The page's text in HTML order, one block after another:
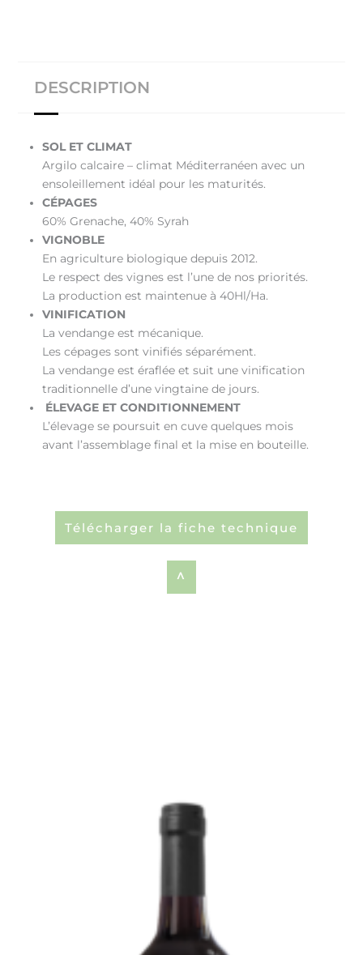
DESCRIPTION
SOL ET CLIMAT
Argilo calcaire – climat Méditerranéen avec un
ensoleillement idéal pour les maturités.
CÉPAGES
60% Grenache, 40% Syrah
VIGNOBLE
En agriculture biologique depuis 2012.
Le respect des vignes est l’une de nos priorités.
La production est maintenue à 40Hl/Ha.
VINIFICATION
La vendange est mécanique.
Les cépages sont vinifiés séparément.
La vendange est éraflée et suit une vinification
traditionnelle d’une vingtaine de jours.
ÉLEVAGE ET CONDITIONNEMENT
L’élevage se poursuit en cuve quelques mois
avant l’assemblage final et la mise en bouteille.
Télécharger la fiche technique
^